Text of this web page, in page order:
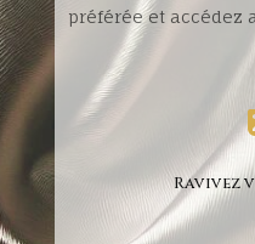
préférée et accédez
Ravivez